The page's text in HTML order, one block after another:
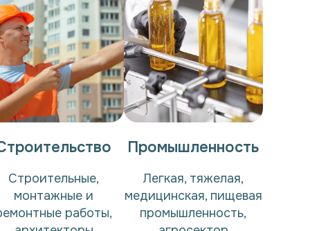
Строительные,
монтажные и
работы,
Промышленность
Легкая, тяжелая,
медицинская, пищевая
промышленность,